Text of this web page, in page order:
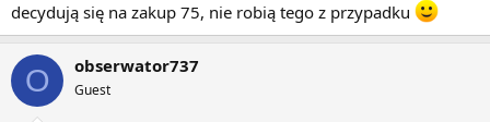
decydują się na zakup 75, nie robią tego z przypadku
O obserwator737
Guest